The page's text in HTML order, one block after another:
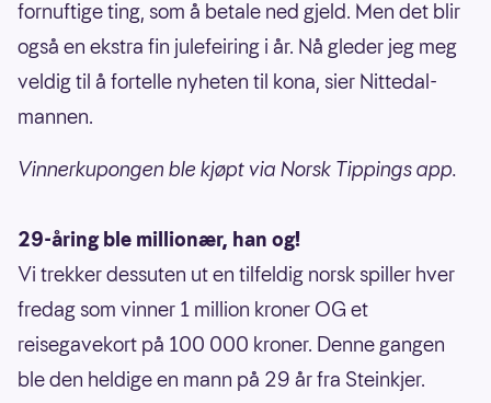
fornuftige ting, som å betale ned gjeld. Men det blir
også en ekstra fin julefeiring i år. Nå gleder jeg meg
veldig til å fortelle nyheten til kona, sier Nittedal-
mannen.
Vinnerkupongen ble kjøpt via Norsk Tippings app.
29-åring ble millionær, han og!
Vi trekker dessuten ut en tilfeldig norsk spiller hver
fredag som vinner 1 million kroner OG et
reisegavekort på 100 000 kroner. Denne gangen
ble den heldige en mann på 29 år fra Steinkjer.